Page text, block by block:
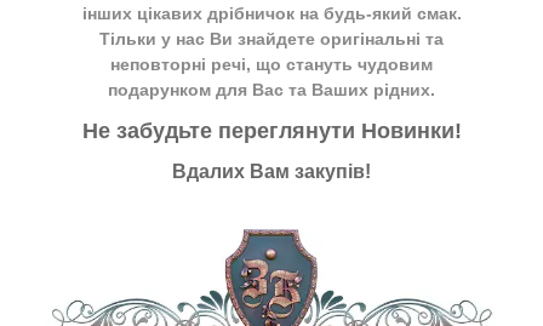
інших цікавих дрібничок на будь-який смак.
Тільки у нас Ви знайдете оригінальні та
неповторні речі, що стануть чудовим
подарунком для Вас та Ваших рідних.
Не забудьте переглянути Новинки!
Вдалих Вам закупів!